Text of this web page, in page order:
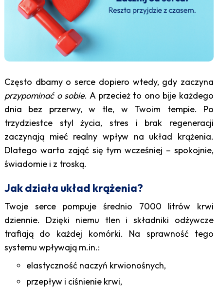
Często dbamy o serce dopiero wtedy, gdy zaczyna
przypominać o sobie. A przecież to ono bije każdego
dnia bez przerwy, w tle, w Twoim tempie. Po
trzydziestce styl życia, stres i brak regeneracji
zaczynają mieć realny wpływ na układ krążenia.
Dlatego warto zająć się tym wcześniej – spokojnie,
świadomie i z troską.
Jak działa układ krążenia?
Twoje serce pompuje średnio 7000 litrów krwi
dziennie. Dzięki niemu tlen i składniki odżywcze
trafiają do każdej komórki. Na sprawność tego
systemu wpływają m.in.:
elastyczność naczyń krwionośnych,
przepływ i ciśnienie krwi,